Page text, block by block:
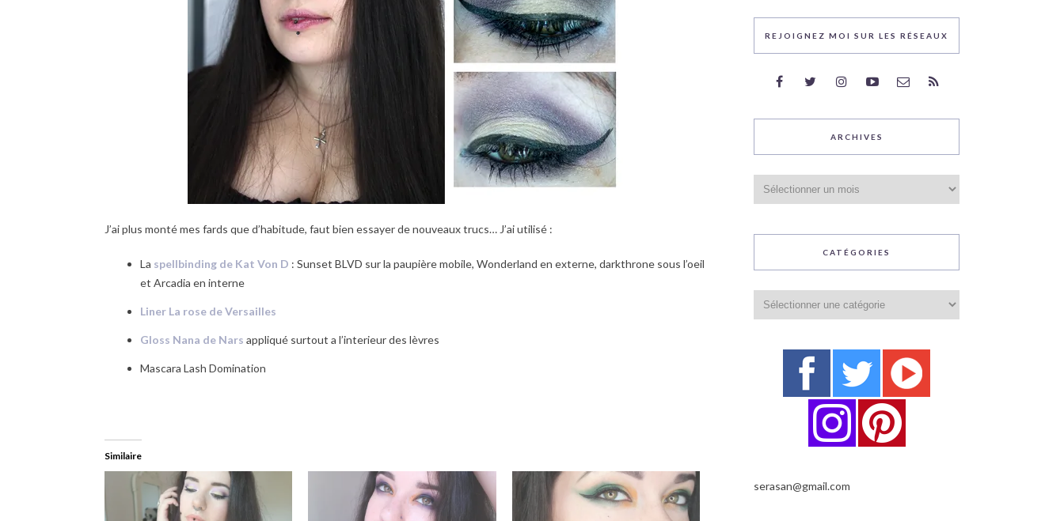
J’ai plus monté mes fards que d’habitude, faut bien essayer de nouveaux trucs… J’ai utilisé :
La spellbinding de Kat Von D : Sunset BLVD sur la paupière mobile, Wonderland en externe, darkthrone sous l’oeil
et Arcadia en interne
Liner La rose de Versailles
Gloss Nana de Nars appliqué surtout a l’interieur des lèvres
Mascara Lash Domination
Similaire
REJOIGNEZ MOI SUR LES RÉSEAUX
ARCHIVES
CATÉGORIES
serasan@gmail.com